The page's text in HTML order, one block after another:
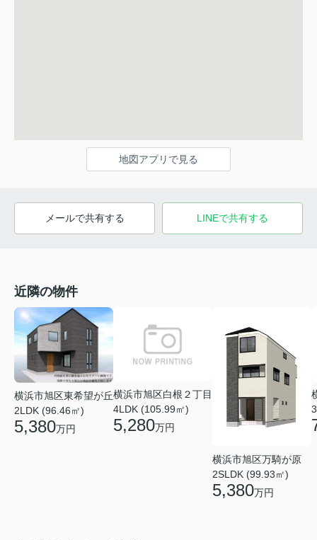
地図アプリで見る
メールで共有する LINEで共有する
近隣の物件
横浜市旭区東希望が丘
2LDK (96.46㎡)
5,380万円
横浜市旭区白根２丁目
4LDK (105.99㎡)
5,280万円
横浜市旭区万騎が原
2SLDK (99.93㎡)
5,380万円